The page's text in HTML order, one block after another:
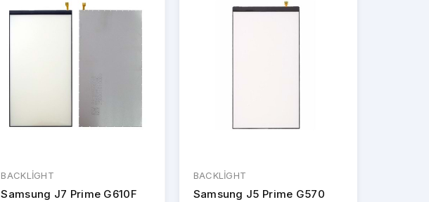
BACKLİGHT
Samsung J7 Prime G610F
BACKLİGHT
Samsung J5 Prime G570